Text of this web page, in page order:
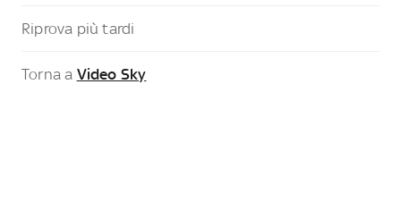
Riprova più tardi
Torna a Video Sky